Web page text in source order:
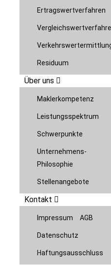
Ertragswertverfahren
Residuum
Über uns
Maklerkompetenz
Leistungsspektrum
Schwerpunkte
Unternehmens-
Philosophie
Stellenangebote
Kontakt
Impressum AGB
Datenschutz
Haftungsausschluss